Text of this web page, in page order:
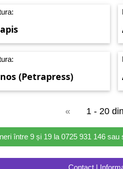
(Petrapress)
« 1 - 20
între 9 și 19 la 0725 931 146
Contact |